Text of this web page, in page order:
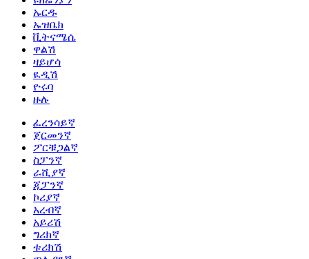
ኡርዱ
ኡዝቤክ
ቪትናሜሴ
ዋልሽ
ዛይሆሳ
ዪዲሽ
ዮሩባ
ዙሉ
ፈረንሳይኛ
ጀርመንኛ
ፖርቹጋልኛ
ስፓንኛ
ራሺያኛ
ጃፓንኛ
ኮሪያኛ
አረብኛ
አይሪሽ
ግሪክኛ
ቱሪክሽ